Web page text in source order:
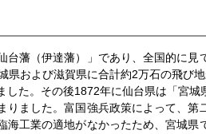
台藩（伊達藩）」であり、全国的に
県および滋賀県に合計約2万石の飛び
した。その後1872年に仙台県は「宮
ました。富国強兵政策によって、
海工業の適地がなかったため、宮城